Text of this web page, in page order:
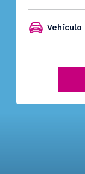
Vehículo